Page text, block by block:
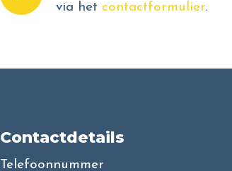
via het contactformulier.
Contactdetails
Telefoonnummer